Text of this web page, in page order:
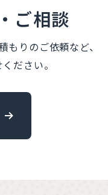
ご相談
りのご依頼など、
ださい。